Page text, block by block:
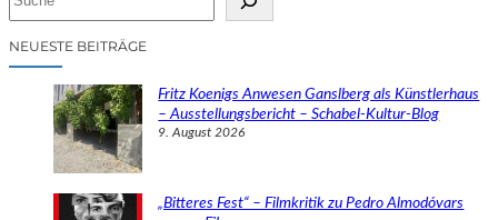
NEUESTE BEITRÄGE
Fritz Koenigs Anwesen Ganslberg als Künstlerhaus
– Ausstellungsbericht – Schabel-Kultur-Blog
9. August 2026
„Bitteres Fest“ – Filmkritik zu Pedro Almodóvars